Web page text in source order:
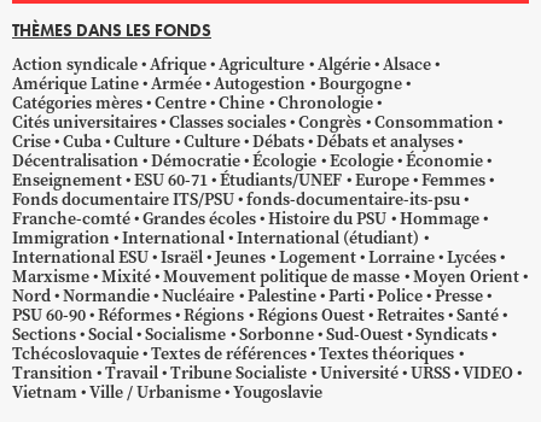
THÈMES DANS LES FONDS
Action syndicale Afrique Agriculture Algérie Alsace
Amérique Latine Armée Autogestion
Bourgogne
Catégories mères Centre Chine Chronologie
Cités universitaires Classes sociales Congrès Consommation
Crise Cuba Culture Culture Débats Débats et analyses
Décentralisation Démocratie Écologie Ecologie Économie
Enseignement ESU 60-71 Étudiants/UNEF Europe Femmes
Fonds documentaire ITS/PSU fonds-documentaire-its-psu
Franche-comté Grandes écoles Histoire du PSU Hommage
Immigration International International (étudiant)
International ESU Israël Jeunes Logement Lorraine Lycées
Marxisme Mixité Mouvement politique de masse Moyen Orient
Nord Normandie Nucléaire Palestine Parti Police Presse
PSU 60-90 Réformes Régions Régions Ouest Retraites Santé
Sections Social Socialisme Sorbonne Sud-Ouest Syndicats
Tchécoslovaquie Textes de références Textes théoriques
Transition Travail Tribune Socialiste Université URSS VIDEO
Vietnam Ville / Urbanisme Yougoslavie